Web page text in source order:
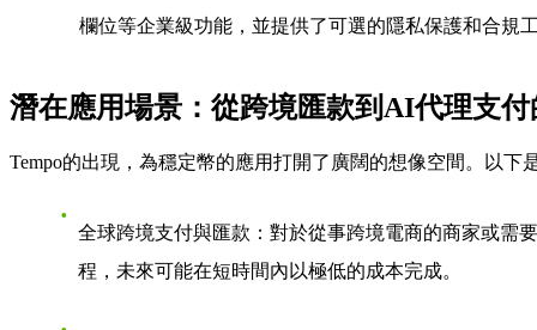
欄位等企業級功能，並提供了可選的隱私保護和合規
潛在應用場景：從跨境匯款到AI代理支付
Tempo的出現，為穩定幣的應用打開了廣闊的想像空間。以下
全球跨境支付與匯款 ：對於從事跨境電商的商家或需
程，未來可能在短時間內以極低的成本完成。